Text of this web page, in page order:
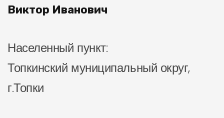
Виктор Иванович
Населенный пункт:
Топкинский муниципальный округ,
г.Топки